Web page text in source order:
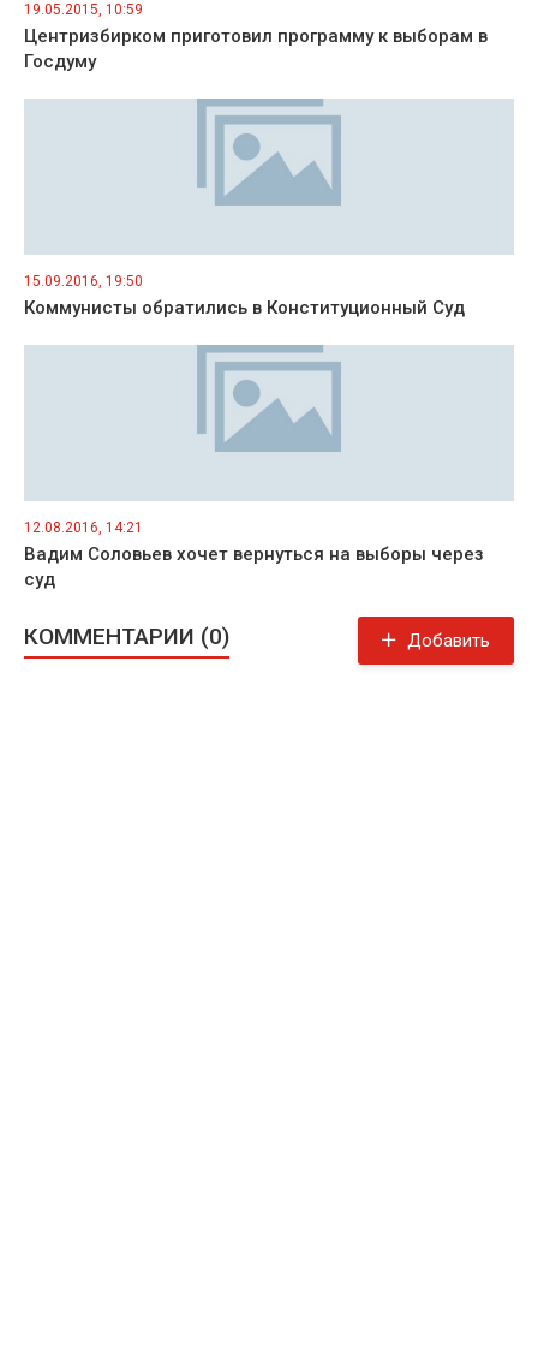
19.05.2015, 10:59
Центризбирком приготовил программу к выборам в
Госдуму
15.09.2016, 19:50
Коммунисты обратились в Конституционный Суд
12.08.2016, 14:21
Вадим Соловьев хочет вернуться на выборы через
суд
КОММЕНТАРИИ (0) Добавить